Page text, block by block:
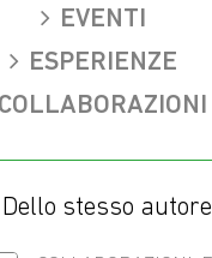
EVENTI
ESPERIENZE
COLLABORAZIONI
Dello stesso autore